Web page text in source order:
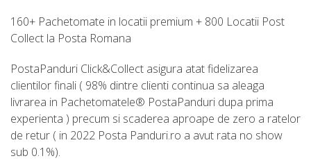
160+ Pachetomate in locatii premium + 800 Locatii Post
Collect la Posta Romana
PostaPanduri Click&Collect asigura atat fidelizarea
clientilor finali ( 98% dintre clienti continua sa aleaga
livrarea in Pachetomatele® PostaPanduri dupa prima
experienta ) precum si scaderea aproape de zero a ratelor
de retur ( in 2022 Posta Panduri.ro a avut rata no show
sub 0.1%).